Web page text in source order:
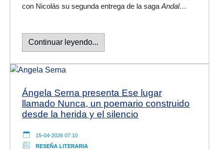
con Nicolás su segunda entrega de la saga Andal…
Continuar leyendo...
Ángela Serna presenta Ese lugar
llamado Nunca, un poemario construido
desde la herida y el silencio
15-04-2026 07:10
RESEÑA LITERARIA